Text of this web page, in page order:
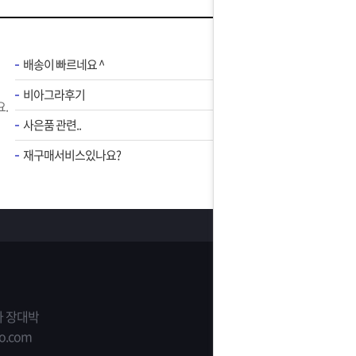
.
배송이 빠르네요 ^
비아그라후기
사은품 관련..
재구매서비스있나요?
장대박